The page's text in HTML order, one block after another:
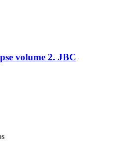
volume 2. JBC